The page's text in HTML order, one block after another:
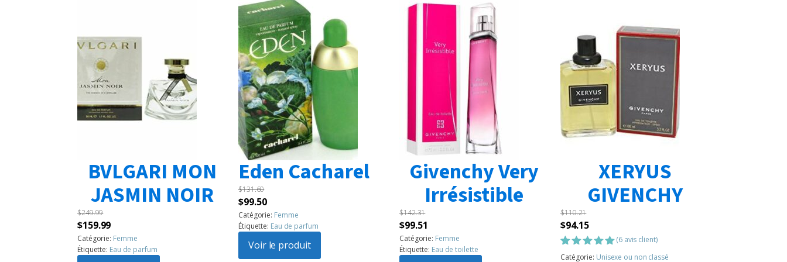
BVLGARI MON
JASMIN NOIR
$249.99
Le
prix
initial
$159.99Le
prix
actuel
Catégorie: Femme
Étiquette: Eau de parfum
Eden Cacharel
$131.60
Le
prix
initial
était :
$99.50Le
prix
actuel
est :
Catégorie: Femme
Étiquette: Eau de parfum
Voir le produit
Givenchy Very
Irrésistible
$142.31
Le
prix
initial
$99.51
prix
actuel
Catégorie: Femme
Étiquette: Eau de toilette
XERYUS
GIVENCHY
$110.21
Le
prix
initial
$94.15Le
prix
actuel
Noté5.00
6
(6avis client)
Catégorie: Unisexe ou non classé